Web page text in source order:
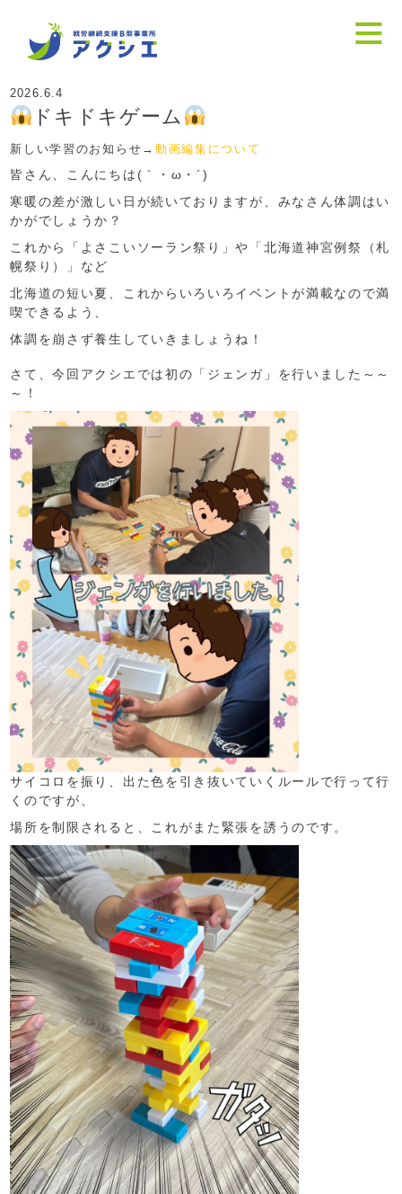
2026.6.4
ドキドキゲーム
新しい学習のお知らせ→ 動画編集について
皆さん、こんにちは(｀・ω・´)ゞ
寒暖の差が激しい日が続いておりますが、みなさん体調はい
かがでしょうか？
これから「よさこいソーラン祭り」や「北海道神宮例祭（札
幌祭り）」など
北海道の短い夏、これからいろいろイベントが満載なので満
喫できるよう、
体調を崩さず養生していきましょうね！
さて、今回アクシエでは初の「ジェンガ」を行いました～～
～！
サイコロを振り、出た色を引き抜いていくルールで行って行
くのですが、
場所を制限されると、これがまた緊張を誘うのです。